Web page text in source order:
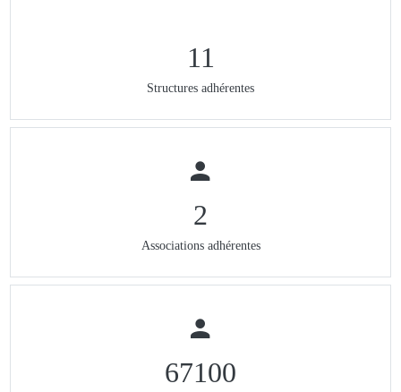
11
Structures adhérentes
2
Associations adhérentes
67100